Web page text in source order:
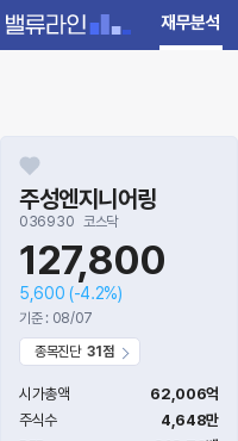
재무분석
주성엔지니어링
036930 코스닥
127,800
5,600 (-4.2%)
기준 : 08/07
종목진단31점
시가총액
62,006억
주식수
4,648만
8/6. 수급 신호가